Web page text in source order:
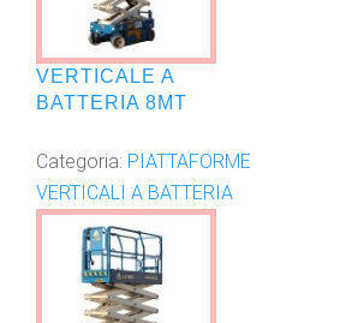
VERTICALE A
BATTERIA 8MT
Categoria: PIATTAFORME
VERTICALI A BATTERIA